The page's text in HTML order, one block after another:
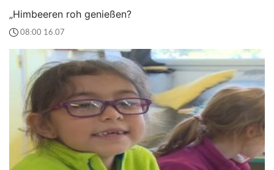
„Himbeeren roh genießen?
08:00 16.07